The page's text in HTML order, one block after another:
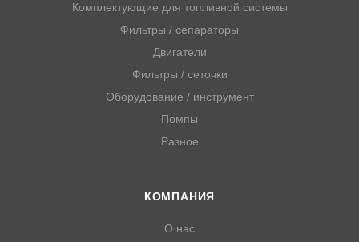
Комплектующие для топливной системы
Фильтры / сепараторы
Двигатели
Фильтры / сеточки
Оборудование / инструмент
Помпы
Разное
КОМПАНИЯ
О нас